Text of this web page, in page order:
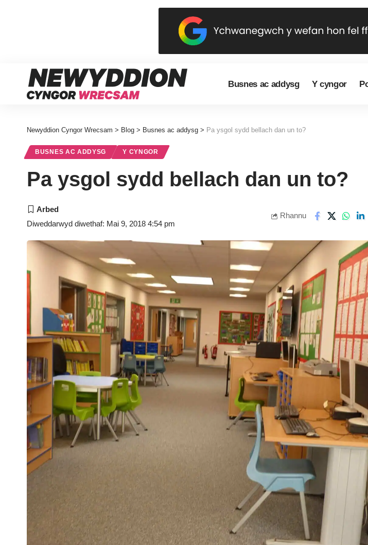
Busnes ac addysg Y cyngor
Newyddion Cyngor Wrecsam > Blog > Busnes ac addysg > Pa ysgol sydd bellach dan un to?
BUSNES AC ADDYSG Y CYNGOR
Pa ysgol sydd bellach dan un to?
Diweddarwyd diwethaf: Mai 9, 2018 4:54 pm
Rhannu